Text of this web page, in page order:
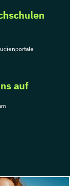
auf